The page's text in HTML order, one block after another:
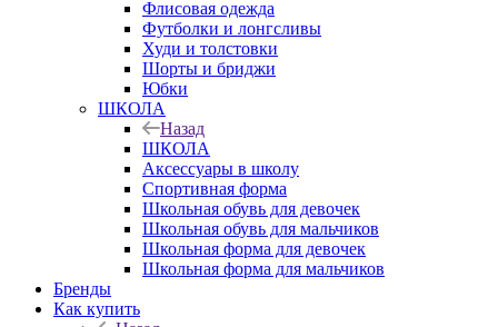
Флисовая одежда
Футболки и лонгсливы
Худи и толстовки
Шорты и бриджи
Юбки
ШКОЛА
Назад
ШКОЛА
Аксессуары в школу
Спортивная форма
Школьная обувь для девочек
Школьная обувь для мальчиков
Школьная форма для девочек
Школьная форма для мальчиков
Бренды
Как купить